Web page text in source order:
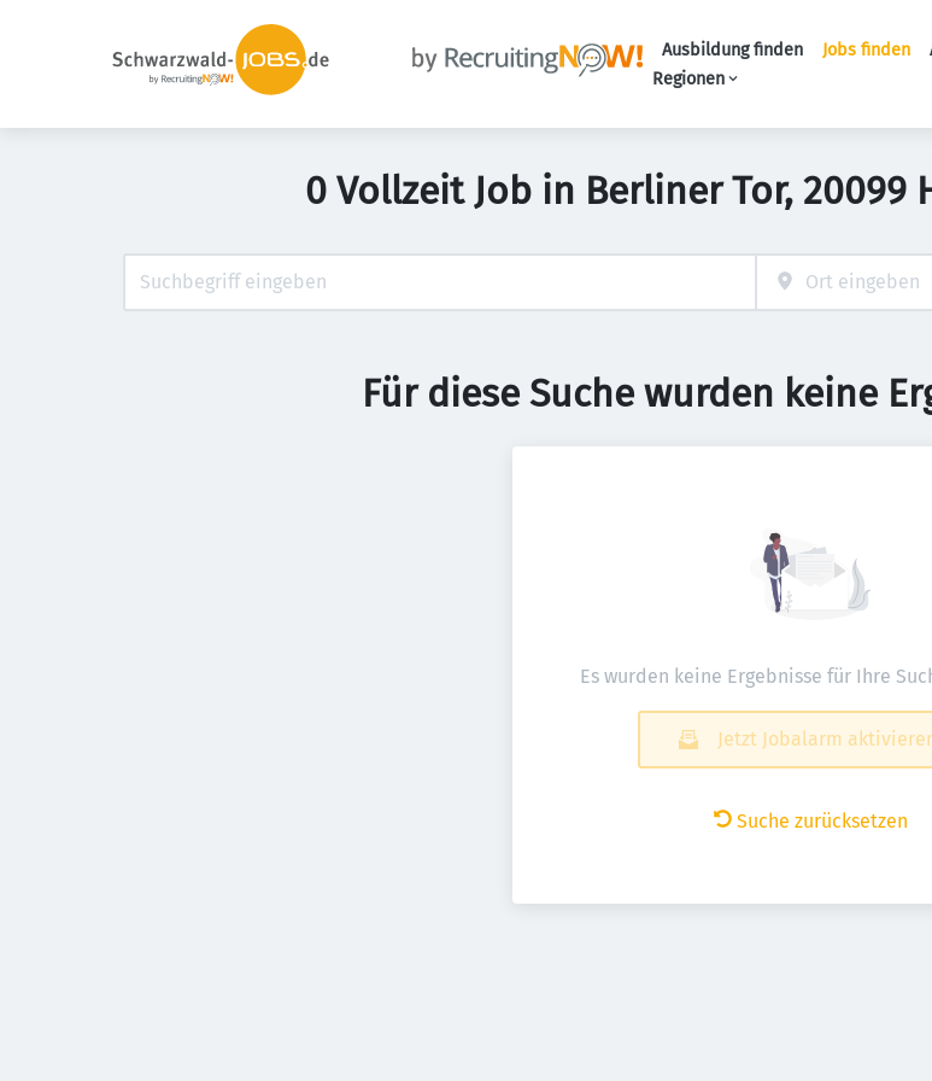
Ausbildung finden Jobs finden
Regionen
0 Vollzeit Job in Berliner Tor, 20099
Für diese Suche wurden keine
Es wurden keine Ergebnisse für Ihre
Jetzt Jobalarm
Suche zurücksetzen